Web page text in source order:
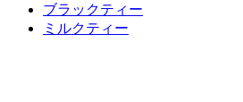
ブラックティー
ミルクティー